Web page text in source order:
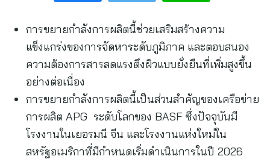
การขยายกำลังการผลิตนี้ช่วยเสริมสร้างความ
แข็งแกร่งของการจัดหาระดับภูมิภาค และตอบสนอง
ความต้องการสารลดแรงตึงผิวแบบยั่งยืนที่เพิ่มสูงขึ้น
อย่างต่อเนื่อง
การขยายกำลังการผลิตนี้เป็นส่วนสำคัญของเครือข่าย
การผลิต APG ระดับโลกของ BASF ซึ่งปัจจุบันมี
โรงงานในเยอรมนี จีน และโรงงานแห่งใหม่ใน
สหรัฐอเมริกาที่มีกำหนดเริ่มดำเนินการในปี 2026